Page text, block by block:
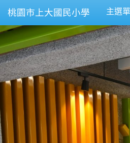
桃園市上大國民小學 主選單